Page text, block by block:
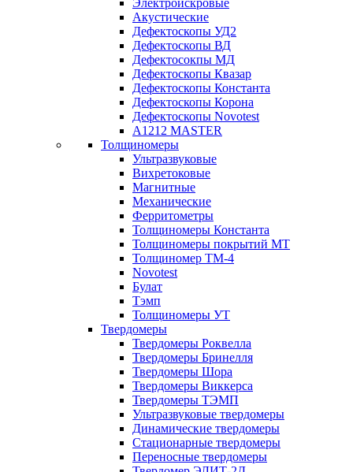
Электроискровые
Акустические
Дефектоскопы УД2
Дефектоскопы ВД
Дефектосокпы МД
Дефектоскопы Квазар
Дефектоскопы Константа
Дефектоскопы Корона
Дефектоскопы Novotest
А1212 MASTER
Толщиномеры
Ультразвуковые
Вихретоковые
Магнитные
Механические
Ферритометры
Толщиномеры Константа
Толщиномеры покрытий МТ
Толщиномер ТМ-4
Novotest
Булат
Тэмп
Толщиномеры УТ
Твердомеры
Твердомеры Роквелла
Твердомеры Бринелля
Твердомеры Шора
Твердомеры Виккерса
Твердомеры ТЭМП
Ультразвуковые твердомеры
Динамические твердомеры
Стационарные твердомеры
Переносные твердомеры